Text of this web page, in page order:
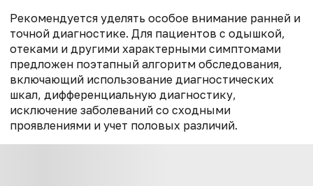
Рекомендуется уделять особое внимание ранней и
точной диагностике. Для пациентов с одышкой,
отеками и другими характерными симптомами
предложен поэтапный алгоритм обследования,
включающий использование диагностических
шкал, дифференциальную диагностику,
исключение заболеваний со сходными
проявлениями и учет половых различий.